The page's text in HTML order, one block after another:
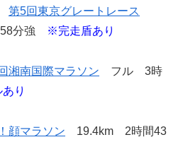
第5回東京グレートレース
分強 ※完走盾あり
湘南国際マラソン フル 3時
り
顔マラソン 19.4km 2時間43